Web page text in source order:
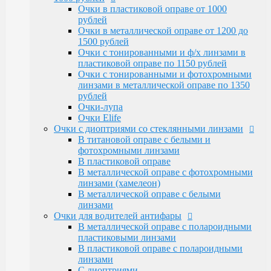
Очки Elife
Очки с диоптриями со стеклянными линзами
В титановой оправе с белыми и
фотохромными линзами
В пластиковой оправе
В металлической оправе с фотохромными
линзами (хамелеон)
В металлической оправе с белыми линзами
Очки для водителей антифары
В металлической оправе с полароидными
пластиковыми линзами
В пластиковой оправе с полароидными
линзами
С диоптриями
Очки для компьютера
В пластиковой оправе с полимерными
линзами
В металлической оправе
Тренажерные очки
В пластиковой оправе
В металлической оправе
Очки глаукомные
Очки Эксклюзивные Ricardi от 15000
Бренд оправы
Очки в пластиковой оправе от 1000
рублей
Очки в металлической оправе от 1200 до
1500 рублей
Очки с тонированными и ф/х линзами в
пластиковой оправе по 1150 рублей
Очки с тонированными и фотохромными
линзами в металлической оправе по 1350
рублей
Очки-лупа
Очки Elife
Очки с диоптриями со стеклянными линзами
В титановой оправе с белыми и
фотохромными линзами
В пластиковой оправе
В металлической оправе с фотохромными
линзами (хамелеон)
В металлической оправе с белыми
линзами
Очки для водителей антифары
В металлической оправе с полароидными
пластиковыми линзами
В пластиковой оправе с полароидными
линзами